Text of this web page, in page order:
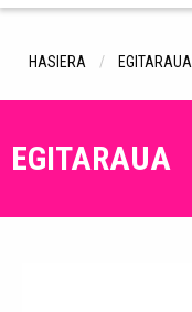
HASIERA EGITARAUA
EGITARAUA